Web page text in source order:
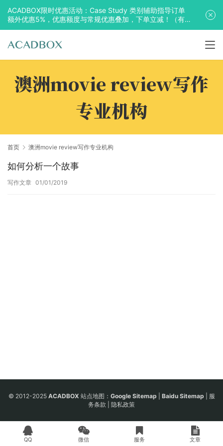
澳洲movie review写作
专业机构
首页 澳洲movie review写作专业机构
如何分析一个故事
写作文章 01/01/2019
© 2012-2025 ACADBOX 站点地图： Google Sitemap Baidu Sitemap
服
务条款
隐私政策
QQ 微信 服务 文章
ACADBOX限时优惠活动：Case Study 类别辅助指导订单
额外优惠5%，优惠额度与常规优惠叠加，下单立减！（有
效期至2025年10月31日）